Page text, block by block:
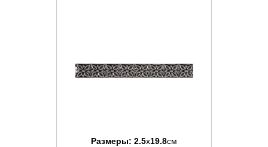
Размеры: 2.5x19.8см